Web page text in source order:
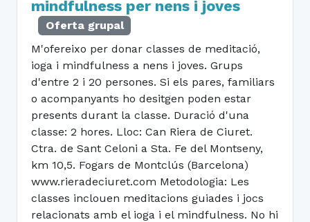
mindfulness per nens i joves
Oferta grupal
M'ofereixo per donar classes de meditació,
ioga i mindfulness a nens i joves. Grups
d'entre 2 i 20 persones. Si els pares, familiars
o acompanyants ho desitgen poden estar
presents durant la classe. Duració d'una
classe: 2 hores. Lloc: Can Riera de Ciuret.
Ctra. de Sant Celoni a Sta. Fe del Montseny,
km 10,5. Fogars de Montclús (Barcelona)
www.rieradeciuret.com Metodologia: Les
classes inclouen meditacions guiades i jocs
relacionats amb el ioga i el mindfulness. No hi